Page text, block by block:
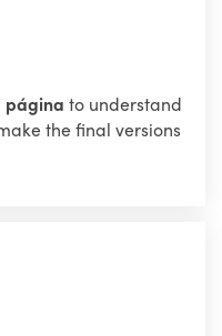
página to understand
the final versions